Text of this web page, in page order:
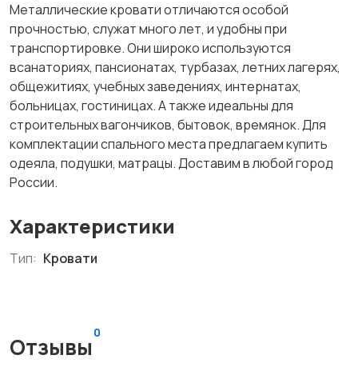
Металлические кровати отличаются особой
прочностью, служат много лет, и удобны при
транспортировке. Они широко используются
всанаториях, пансионатах, турбазах, летних лагерях,
общежитиях, учебных заведениях, интернатах,
больницах, гостиницах. А также идеальны для
строительных вагончиков, бытовок, времянок. Для
комплектации спального места предлагаем купить
одеяла, подушки, матрацы. Доставим в любой город
России.
Характеристики
Тип: Кровати
Отзывы
0